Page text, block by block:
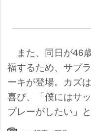
また、同日が46
福するため、サプ
ーキが登場。カズ
喜び、「僕にはサ
プレーがしたい」